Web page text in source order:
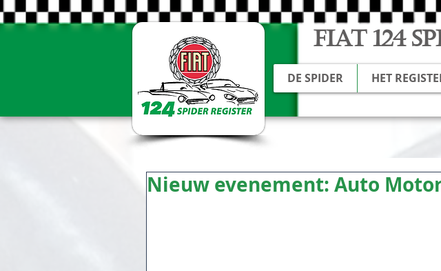
FIAT 124
DE SPIDER HET
Nieuw evenement: Auto